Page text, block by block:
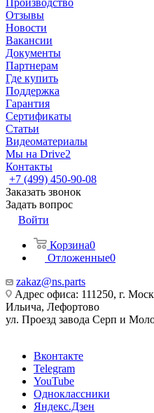
Производство
Отзывы
Новости
Вакансии
Документы
Партнерам
Где купить
Поддержка
Гарантия
Сертификаты
Статьи
Видеоматериалы
Мы на Drive2
Контакты
+7 (499) 450-90-08
Заказать звонок
Задать вопрос
Войти
Корзина0
Отложенные0
zakaz@ns.parts
Адрес офиса: 111250, г.
Ильича, Лефортово
ул. Проезд завода Серп и
Вконтакте
Telegram
YouTube
Одноклассники
Яндекс.Дзен